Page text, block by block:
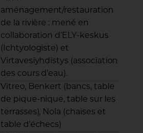
aménagement/restauration
de la rivière : mené en
collaboration d’ELY-keskus
(Ichtyologiste) et
Virtavesiyhdistys (association
des cours d’eau).
Vitreo, Benkert (bancs, table
de pique-nique, table sur les
terrasses), Nola (chaises et
table d’échecs)